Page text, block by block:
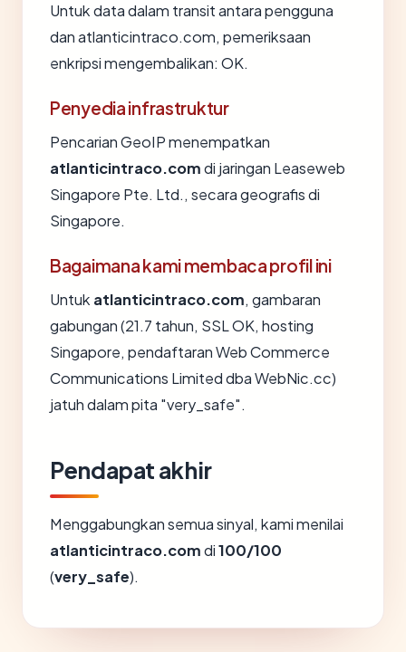
Untuk data dalam transit antara pengguna
dan atlanticintraco.com, pemeriksaan
enkripsi mengembalikan: OK.
Penyedia infrastruktur
Pencarian GeoIP menempatkan
atlanticintraco.comdi jaringan Leaseweb
Singapore Pte. Ltd., secara geografis di
Singapore.
Bagaimana kami membaca profil ini
Untuk atlanticintraco.com, gambaran
gabungan (21.7 tahun, SSL OK, hosting
Singapore, pendaftaran Web Commerce
Communications Limited dba WebNic.cc)
jatuh dalam pita "very_safe".
Pendapat akhir
Menggabungkan semua sinyal, kami menilai
atlanticintraco.comdi100/100
(very_safe).